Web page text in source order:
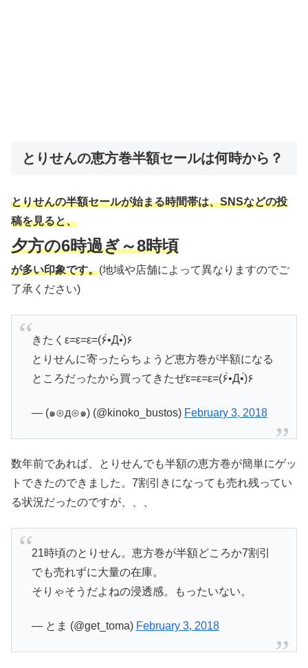
とりせんの恵方巻半額セールは何時から？
とりせんの半額セールが始まる時間帯は、SNSなどの投
稿を見ると、
夕方の6時過ぎ～8時頃
が多い印象です。(地域や店舗によって異なりますのでご
了承ください)
きたくε=ε=ε=(۶•̀Д•́)۶
とりせんに寄ったらちょうど恵方巻が半額になる
ところだったから買ってきたぜε=ε=ε=(۶•̀Д•́)۶
— (๑⊙д⊙๑) (@kinoko_bustos) February 3, 2018
数年前であれば、とりせんでも半額の恵方巻が簡単にゲッ
トできたのできました。7割引きになっても売れ残ってい
る状況だったのですが、、、
21時頃のとりせん。恵方巻が半額どころか7割引
でも売れずに大量の在庫。
そりゃそうだよねの浸透感。もったいない。
— とま (@get_toma) February 3, 2018